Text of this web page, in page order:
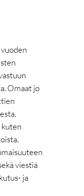
Omaat jo
viestiä
ja